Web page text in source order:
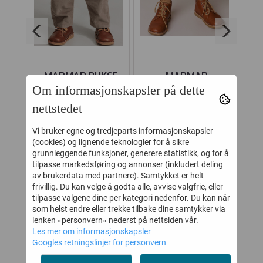
MARMAR BUKSE
PANTO MUD
579,-
Kjøp
MARMAR
KNESTRØMPER
Kjøp
KUNDER SOM SÅ PÅ DETTE SÅ
OGSÅ PÅ
40%
Om informasjonskapsler på dette
nettstedet
Vi bruker egne og tredjeparts informasjonskapsler
(cookies) og lignende teknologier for å sikre
grunnleggende funksjoner, generere statistikk, og for å
tilpasse markedsføring og annonser (inkludert deling
av brukerdata med partnere). Samtykket er helt
frivillig. Du kan velge å godta alle, avvise valgfrie, eller
tilpasse valgene dine per kategori nedenfor. Du kan når
som helst endre eller trekke tilbake dine samtykker via
lenken «personvern» nederst på nettsiden vår.
Les mer om informasjonskapsler
Googles retningslinjer for personvern